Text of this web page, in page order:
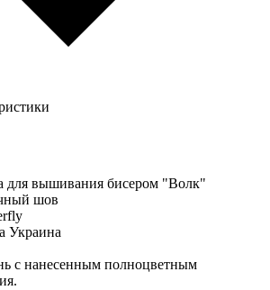
для вышивания бисером "Волк"
шов
Украина
с нанесенным полноцветным